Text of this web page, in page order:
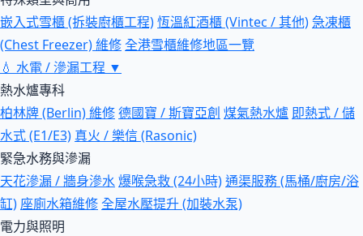
嵌入式雪櫃 (拆裝廚櫃工程)恆溫紅酒櫃 (Vintec / 其他)急凍櫃
(Chest Freezer) 維修全港雪櫃維修地區一覽
💧 水電 / 滲漏工程 ▼
熱水爐專科
柏林牌 (Berlin) 維修德國寶 / 斯寶亞創 煤氣熱水爐 即熱式 / 儲
水式 (E1/E3) 真火 / 樂信 (Rasonic)
緊急水務與滲漏
天花滲漏 / 牆身滲水爆喉急救 (24小時)通渠服務 (馬桶/廚房/浴
缸) 座廁水箱維修全屋水壓提升 (加裝水泵)
電力與照明